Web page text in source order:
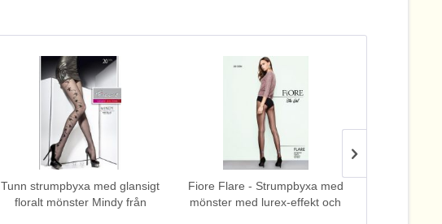
Tunn strumpbyxa med glansigt
floralt mönster Mindy från
Fiore Flare - Strumpbyxa med
mönster med lurex-effekt och